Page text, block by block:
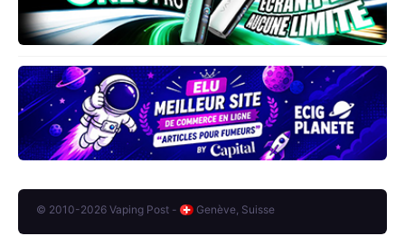
© 2010-2026 Vaping Post - Genève, Suisse